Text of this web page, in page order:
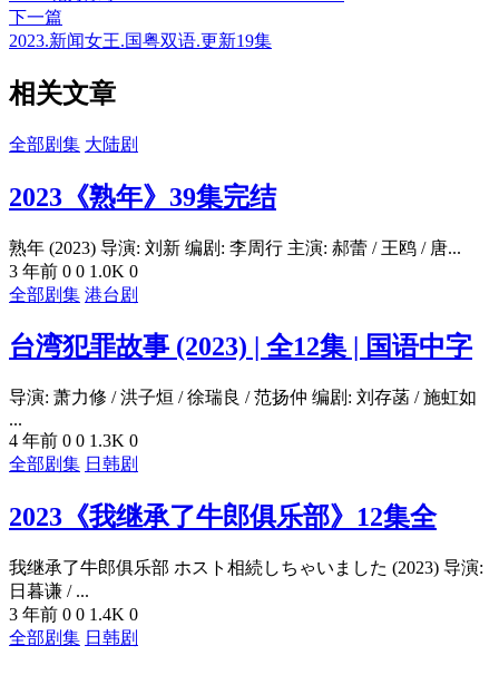
下一篇
2023.新闻女王.国粤双语.更新19集
相关文章
全部剧集 大陆剧
2023《熟年》39集完结
熟年 (2023) 导演: 刘新 编剧: 李周行 主演: 郝蕾 / 王鸥 / 唐...
3 年前 0 0 1.0K 0
全部剧集 港台剧
台湾犯罪故事 (2023) | 全12集 | 国语中字
导演: 萧力修 / 洪子烜 / 徐瑞良 / 范扬仲 编剧: 刘存菡 / 施虹如
...
4 年前 0 0 1.3K 0
全部剧集 日韩剧
2023《我继承了牛郎俱乐部》12集全
我继承了牛郎俱乐部 ホスト相続しちゃいました (2023) 导演:
日暮谦 / ...
3 年前 0 0 1.4K 0
全部剧集 日韩剧